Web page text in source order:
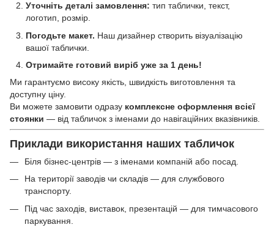
Уточніть деталі замовлення: тип таблички, текст,
логотип, розмір.
Погодьте макет. Наш дизайнер створить візуалізацію
вашої таблички.
Отримайте готовий виріб уже за 1 день!
Ми гарантуємо високу якість, швидкість виготовлення та
доступну ціну.
Ви можете замовити одразу комплексне оформлення всієї
стоянки — від табличок з іменами до навігаційних вказівників.
Приклади використання наших табличок
Біля бізнес-центрів — з іменами компаній або посад.
На території заводів чи складів — для службового
транспорту.
Під час заходів, виставок, презентацій — для тимчасового
паркування.